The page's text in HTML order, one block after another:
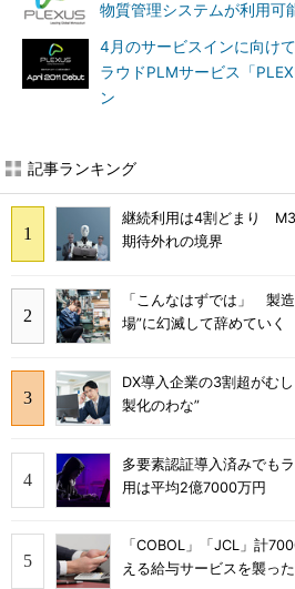
物質管理システムが利用可
4月のサービスインに向け
ラウドPLMサービス「
ン
記事ランキング
継続利用は4割どまり
期待外れの境界
「こんなはずでは」 製
場”に幻滅して辞めていく
DX導入企業の3割超がむ
製化のわな”
多要素認証導入済みでも
用は平均2億7000万円
「COBOL」「JCL」計
える給与サービスを襲っ